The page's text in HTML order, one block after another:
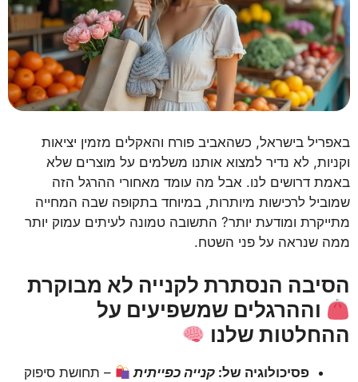
באפריל בישראל, כשהאביב פורח והאקלים מזמין יציאות
וקניות, לא נדיר למצוא אותנו משלמים על מוצרים שלא
באמת דרושים לנו. אבל מה עומד מאחורי ההרגל הזה
שמוביל לרכישות מיותרות, במיוחד בתקופה שבה המחייה
מתייקרת ומודעת יותר? התשובה טמונה לעיתים עמוק יותר
ממה שנראה על פני השטח.
הסיבה הנסתרת לקנייה לא מבוקרת
וההרגלים שמשפיעים על
ההחלטות שלנו
פסיכולוגיה של: קנייה כפייתית
– תחושת סיפוק